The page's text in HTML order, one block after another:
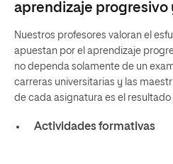
aprendizaje progresivo
Nuestros profesores valoran el
apuestan por el aprendizaje
no dependa solamente de un
carreras universitarias y las
de cada asignatura es el
Actividades formativas